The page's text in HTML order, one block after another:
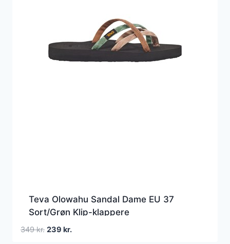
Teva Olowahu Sandal Dame EU 37
Sort/Grøn Klip-klappere
349kr. Den
239 kr.Den